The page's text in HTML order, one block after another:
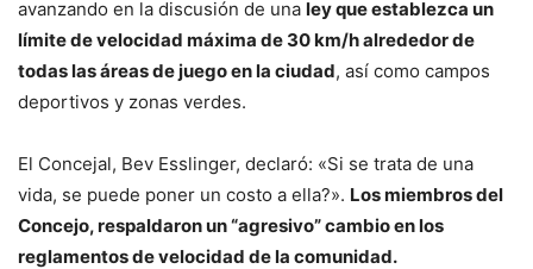
avanzando en la discusión de una ley que establezca un
límite de velocidad máxima de 30 km/h alrededor de
todas las áreas de juego en la ciudad, así como campos
deportivos y zonas verdes.
El Concejal, Bev Esslinger, declaró: «Si se trata de una
vida, se puede poner un costo a ella?». Los miembros del
Concejo, respaldaron un “agresivo” cambio en los
reglamentos de velocidad de la comunidad.